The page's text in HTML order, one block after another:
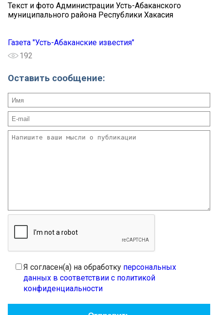
Текст и фото Администрации Усть-Абаканского
муниципального района Республики Хакасия
Газета "Усть-Абаканские известия"
192
Оставить сообщение:
Я согласен(а) на обработку персональных
данных в соответствии с политикой
конфиденциальности